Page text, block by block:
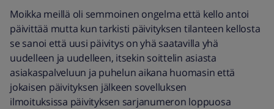
Moikka meillä oli semmoinen ongelma että kello antoi
päivittää mutta kun tarkisti päivityksen tilanteen kellosta
se sanoi että uusi päivitys on yhä saatavilla yhä
uudelleen ja uudelleen, itsekin soittelin asiasta
asiakaspalveluun ja puhelun aikana huomasin että
jokaisen päivityksen jälkeen sovelluksen
ilmoituksissa päivityksen sarjanumeron loppuosa